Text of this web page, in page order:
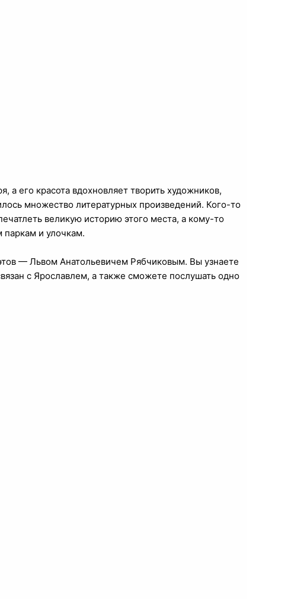
его красота вдохновляет творить художников,
множество литературных произведений. Кого-то
великую историю этого места, а кому-то
и улочкам.
— Львом Анатольевичем Рябчиковым. Вы узнаете
с Ярославлем, а также сможете послушать одно